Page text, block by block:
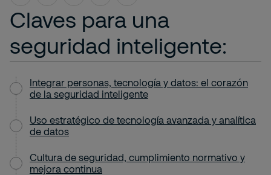
Claves para una
seguridad inteligente:
Integrar personas, tecnología y datos: el corazón
de la seguridad inteligente
Uso estratégico de tecnología avanzada y analítica
de datos
Cultura de seguridad, cumplimiento normativo y
mejora continua